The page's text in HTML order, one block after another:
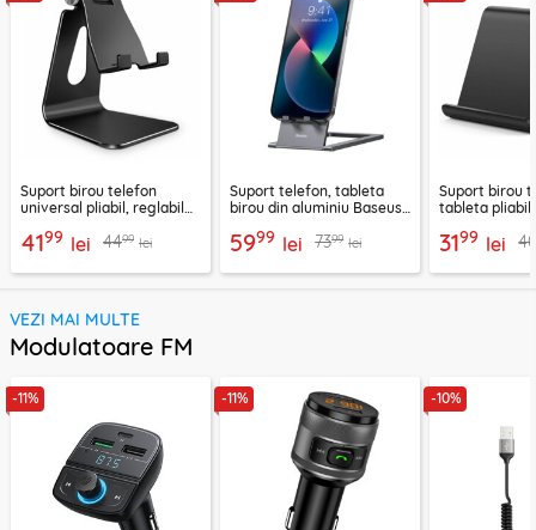
Suport birou telefon
universal pliabil, reglabil
negru
4199 lei 4499 lei
Suport telefon, tableta
birou din aluminiu Baseus,
5999 lei 7399 lei
Suport birou
tableta pliabil
3199 lei
VEZI MAI MULTE
Modulatoare FM
-11% -11% -10%